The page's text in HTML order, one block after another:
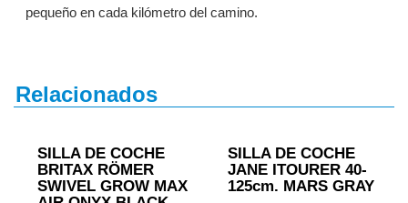
pequeño en cada kilómetro del camino.
Relacionados
SILLA DE COCHE
BRITAX RÖMER
SWIVEL GROW MAX
SILLA DE COCHE
JANE ITOURER 40-
125cm. MARS GRAY